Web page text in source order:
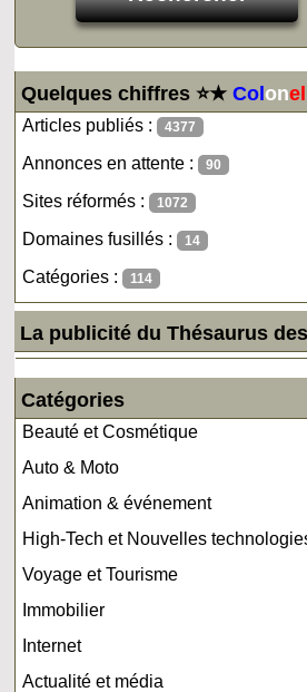
Quelques chiffres ⭐★Colonel
Articles publiés : 4377
Annonces en attente : 90
Sites réformés : 1072
Domaines fusillés : 14
Catégories : 114
La publicité du Thésaurus
Catégories
Beauté et Cosmétique
Auto & Moto
Animation & événement
High-Tech et Nouvelles
Voyage et Tourisme
Immobilier
Internet
Actualité et média